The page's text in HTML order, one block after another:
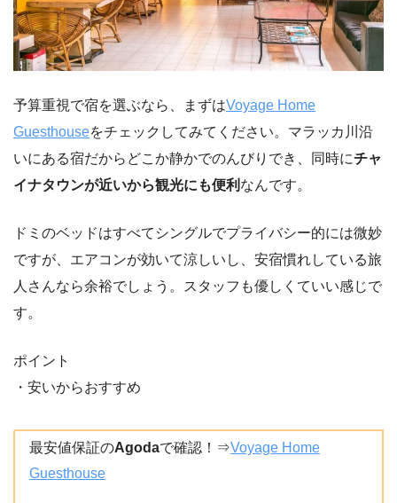
予算重視で宿を選ぶなら、まずはVoyage Home
Guesthouseをチェックしてみてください。マラッカ川沿
いにある宿だからどこか静かでのんびりでき、同時にチャ
イナタウンが近いから観光にも便利 なんです。
ドミのベッドはすべてシングルでプライバシー的には微妙
ですが、エアコンが効いて涼しいし、安宿慣れしている旅
人さんなら余裕でしょう。スタッフも優しくていい感じで
す。
ポイント
・安いからおすすめ
最安値保証のAgodaで確認！⇒Voyage Home
Guesthouse